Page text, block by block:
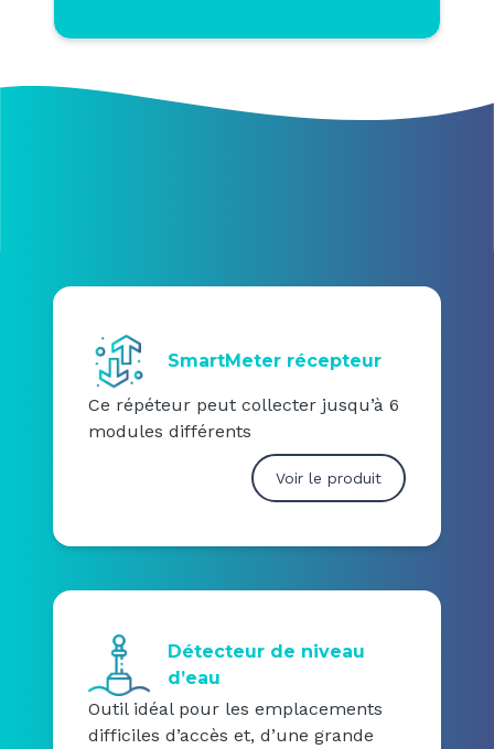
SmartMeter récepteur
Ce répéteur peut collecter jusqu’à 6
modules différents
Voir le produit
Détecteur de niveau
d’eau
Outil idéal pour les emplacements
difficiles d’accès et, d’une grande